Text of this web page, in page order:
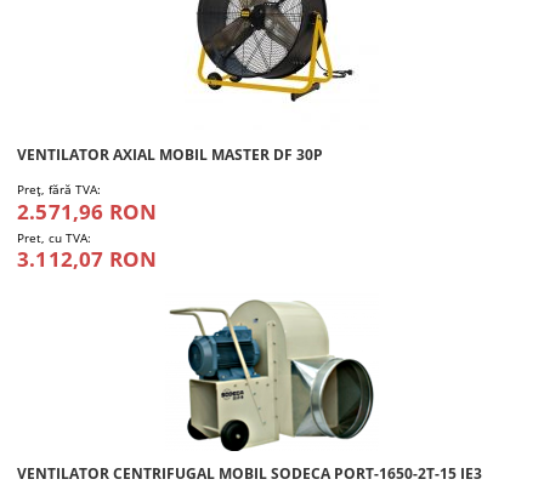
VENTILATOR AXIAL MOBIL MASTER DF 30P
Preţ, fără TVA:
2.571,96 RON
Pret, cu TVA:
3.112,07 RON
VENTILATOR CENTRIFUGAL MOBIL SODECA PORT-1650-2T-15 IE3